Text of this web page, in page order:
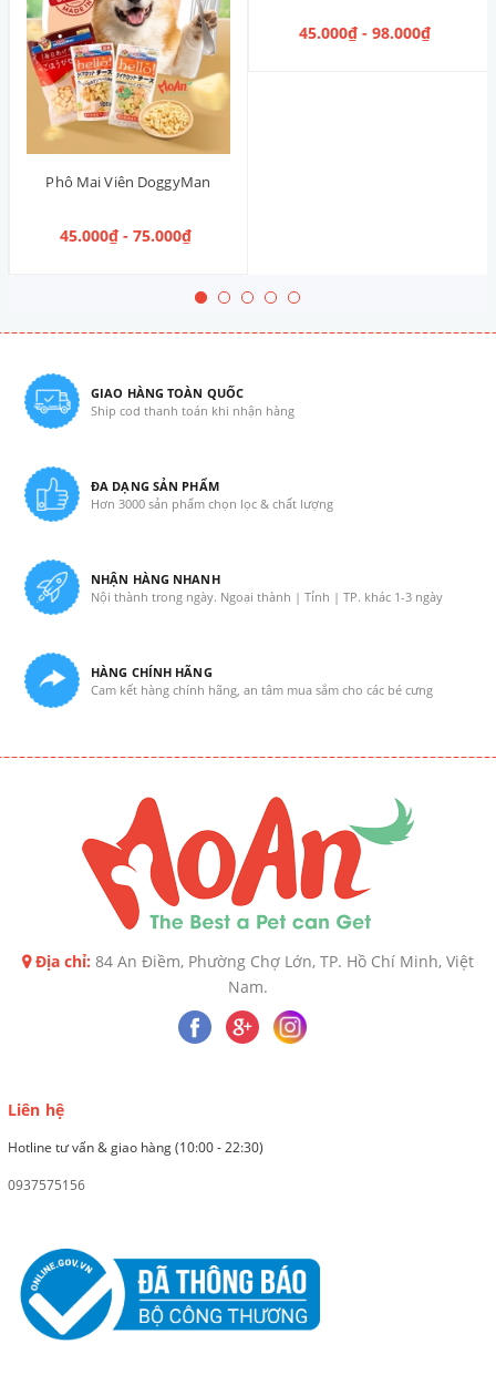
Phô Mai Viên DoggyMan
45.000₫ - 75.000₫
45.000₫ - 98.000₫
GIAO HÀNG TOÀN QUỐC
Ship cod thanh toán khi nhận hàng
ĐA DẠNG SẢN PHẨM
Hơn 3000 sản phẩm chọn lọc & chất lượng
NHẬN HÀNG NHANH
Nội thành trong ngày. Ngoại thành | Tỉnh | TP. khác 1-3 ngày
HÀNG CHÍNH HÃNG
Cam kết hàng chính hãng, an tâm mua sắm cho các bé cưng
Địa chỉ: 84 An Điềm, Phường Chợ Lớn, TP. Hồ Chí Minh, Việt
Nam.
Liên hệ
Hotline tư vấn & giao hàng (10:00 - 22:30)
0937575156